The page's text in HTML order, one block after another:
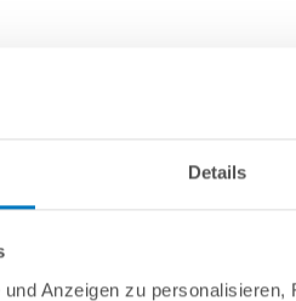
Details
Anzeigen zu